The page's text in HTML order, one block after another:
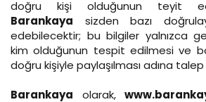
doğru kişi olduğunun teyit
Barankaya sizden bazı
edebilecektir; bu bilgiler yalnızca
kim olduğunun tespit edilmesi ve
doğru kişiyle paylaşılması adına
Barankaya olarak,